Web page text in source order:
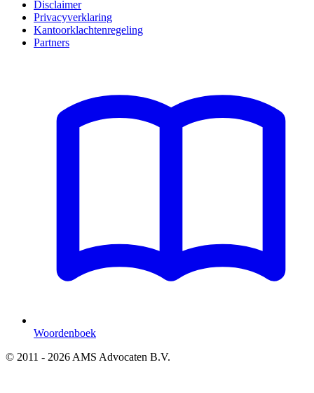
Disclaimer
Privacyverklaring
Kantoorklachtenregeling
Partners
Woordenboek
© 2011 - 2026 AMS Advocaten B.V.